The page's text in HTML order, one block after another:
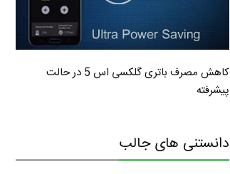
کاهش مصرف باتری گلکسی اس 5 در حالت
پیشرفته
دانستنی های جالب